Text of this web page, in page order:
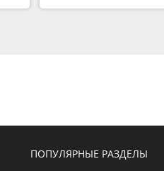
ПОПУЛЯРНЫЕ РАЗДЕЛЫ